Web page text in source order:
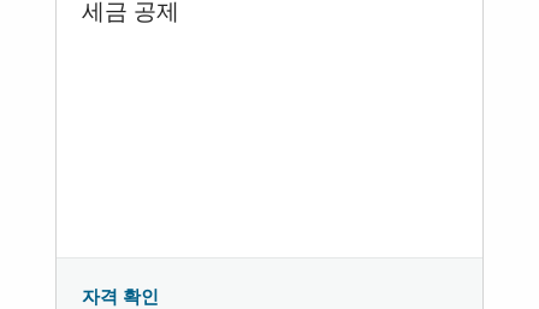
세금 공제
자격 확인